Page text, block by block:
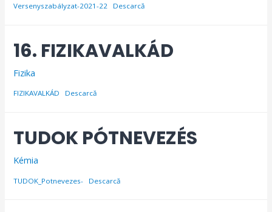
Versenyszabályzat-2021-22 Descarcă
16. FIZIKAVALKÁD
Fizika
FIZIKAVALKÁD Descarcă
TUDOK PÓTNEVEZÉS
Kémia
TUDOK_Potnevezes- Descarcă